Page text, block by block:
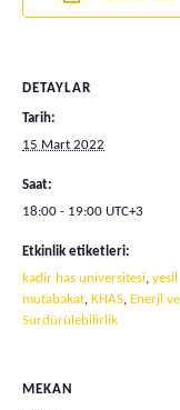
DETAYLAR
Tarih:
15 Mart 2022
Saat:
18:00 - 19:00 UTC+3
Etkinlik etiketleri:
kadir has universitesi, yesil
mutabakat, KHAS, Enerji ve
Sürdürülebilirlik
MEKAN